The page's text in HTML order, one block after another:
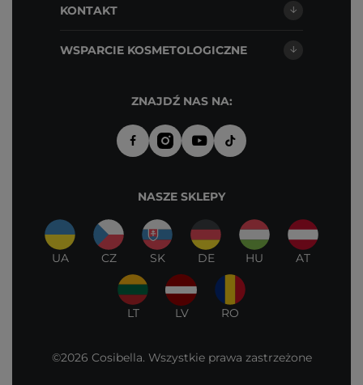
KONTAKT
WSPARCIE KOSMETOLOGICZNE
ZNAJDŹ NAS NA:
NASZE SKLEPY
UA CZ SK DE HU AT
LT LV RO
©2026 Cosibella. Wszystkie prawa zastrzeżone